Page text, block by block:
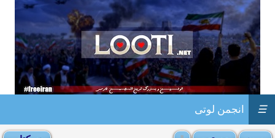
انجمن لوتی ☰